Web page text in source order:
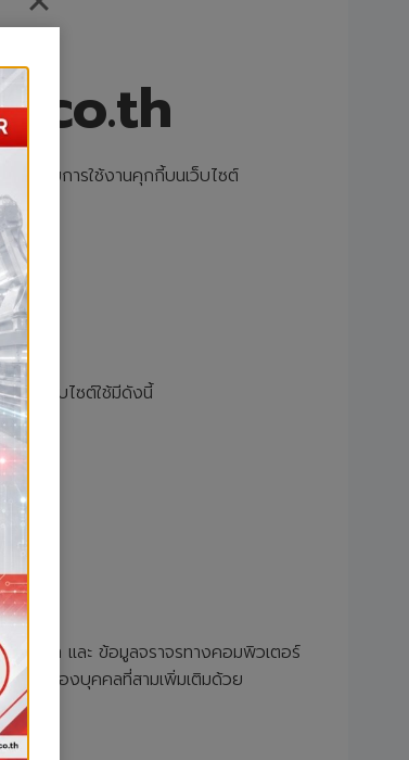
โยบายการใช้งานคุกกี้บนเว็บไซต์
ารที่เว็บไซต์ใช้มีดังนี้
ะเภท และ ข้อมูลจราจรทางคอมพิวเตอร์
บุคคลของบุคคลที่สามเพิ่มเติมด้วย